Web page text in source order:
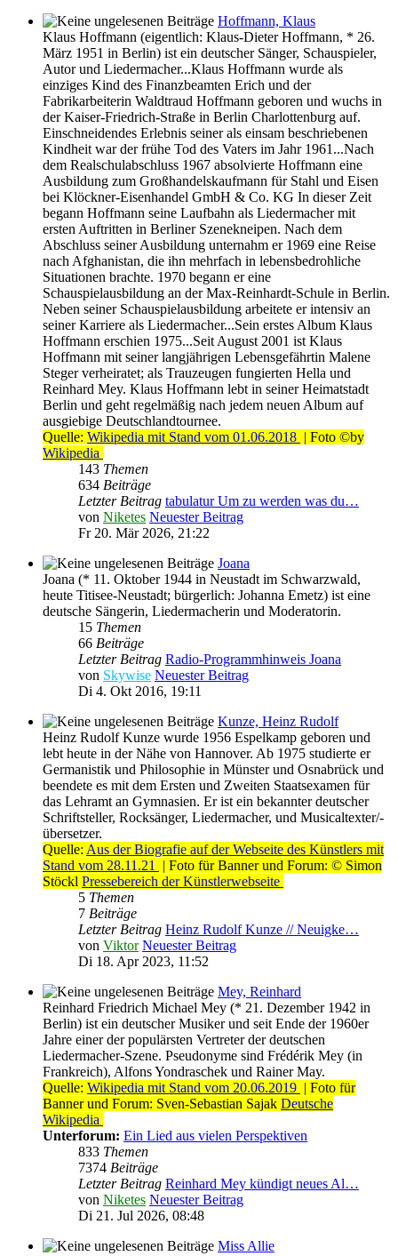
Hoffmann, Klaus
Klaus Hoffmann (eigentlich: Klaus-Dieter Hoffmann, * 26.
März 1951 in Berlin) ist ein deutscher Sänger, Schauspieler,
Autor und Liedermacher...Klaus Hoffmann wurde als
einziges Kind des Finanzbeamten Erich und der
Fabrikarbeiterin Waldtraud Hoffmann geboren und wuchs in
der Kaiser-Friedrich-Straße in Berlin Charlottenburg auf.
Einschneidendes Erlebnis seiner als einsam beschriebenen
Kindheit war der frühe Tod des Vaters im Jahr 1961...Nach
dem Realschulabschluss 1967 absolvierte Hoffmann eine
Ausbildung zum Großhandelskaufmann für Stahl und Eisen
bei Klöckner-Eisenhandel GmbH & Co. KG In dieser Zeit
begann Hoffmann seine Laufbahn als Liedermacher mit
ersten Auftritten in Berliner Szenekneipen. Nach dem
Abschluss seiner Ausbildung unternahm er 1969 eine Reise
nach Afghanistan, die ihn mehrfach in lebensbedrohliche
Situationen brachte. 1970 begann er eine
Schauspielausbildung an der Max-Reinhardt-Schule in Berlin.
Neben seiner Schauspielausbildung arbeitete er intensiv an
seiner Karriere als Liedermacher...Sein erstes Album Klaus
Hoffmann erschien 1975...Seit August 2001 ist Klaus
Hoffmann mit seiner langjährigen Lebensgefährtin Malene
Steger verheiratet; als Trauzeugen fungierten Hella und
Reinhard Mey. Klaus Hoffmann lebt in seiner Heimatstadt
Berlin und geht regelmäßig nach jedem neuen Album auf
ausgiebige Deutschlandtournee.
Quelle: Wikipedia mit Stand vom 01.06.2018 | Foto ©by
Wikipedia
143 Themen
634 Beiträge
Letzter Beitrag tabulatur Um zu werden was du…
von Niketes Neuester Beitrag
Fr 20. Mär 2026, 21:22
Joana
Joana (* 11. Oktober 1944 in Neustadt im Schwarzwald,
heute Titisee-Neustadt; bürgerlich: Johanna Emetz) ist eine
deutsche Sängerin, Liedermacherin und Moderatorin.
15 Themen
66 Beiträge
Letzter Beitrag Radio-Programmhinweis Joana
von Skywise Neuester Beitrag
Di 4. Okt 2016, 19:11
Kunze, Heinz Rudolf
Heinz Rudolf Kunze wurde 1956 Espelkamp geboren und
lebt heute in der Nähe von Hannover. Ab 1975 studierte er
Germanistik und Philosophie in Münster und Osnabrück und
beendete es mit dem Ersten und Zweiten Staatsexamen für
das Lehramt an Gymnasien. Er ist ein bekannter deutscher
Schriftsteller, Rocksänger, Liedermacher, und Musicaltexter/-
übersetzer.
Quelle: Aus der Biografie auf der Webseite des Künstlers mit
Stand vom 28.11.21
| Foto für Banner und Forum: © Simon
Stöckl Pressebereich der Künstlerwebseite
5 Themen
7 Beiträge
Letzter Beitrag Heinz Rudolf Kunze // Neuigke…
von Viktor Neuester Beitrag
Di 18. Apr 2023, 11:52
Mey, Reinhard
Reinhard Friedrich Michael Mey (* 21. Dezember 1942 in
Berlin) ist ein deutscher Musiker und seit Ende der 1960er
Jahre einer der populärsten Vertreter der deutschen
Liedermacher-Szene. Pseudonyme sind Frédérik Mey (in
Frankreich), Alfons Yondraschek und Rainer May.
Quelle: Wikipedia mit Stand vom 20.06.2019 | Foto für
Banner und Forum: Sven-Sebastian Sajak Deutsche
Wikipedia
Unterforum: Ein Lied aus vielen Perspektiven
833 Themen
7374 Beiträge
Letzter Beitrag Reinhard Mey kündigt neues Al…
von Niketes Neuester Beitrag
Di 21. Jul 2026, 08:48
Miss Allie